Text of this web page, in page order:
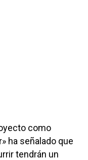
como
ha señalado que
tendrán un